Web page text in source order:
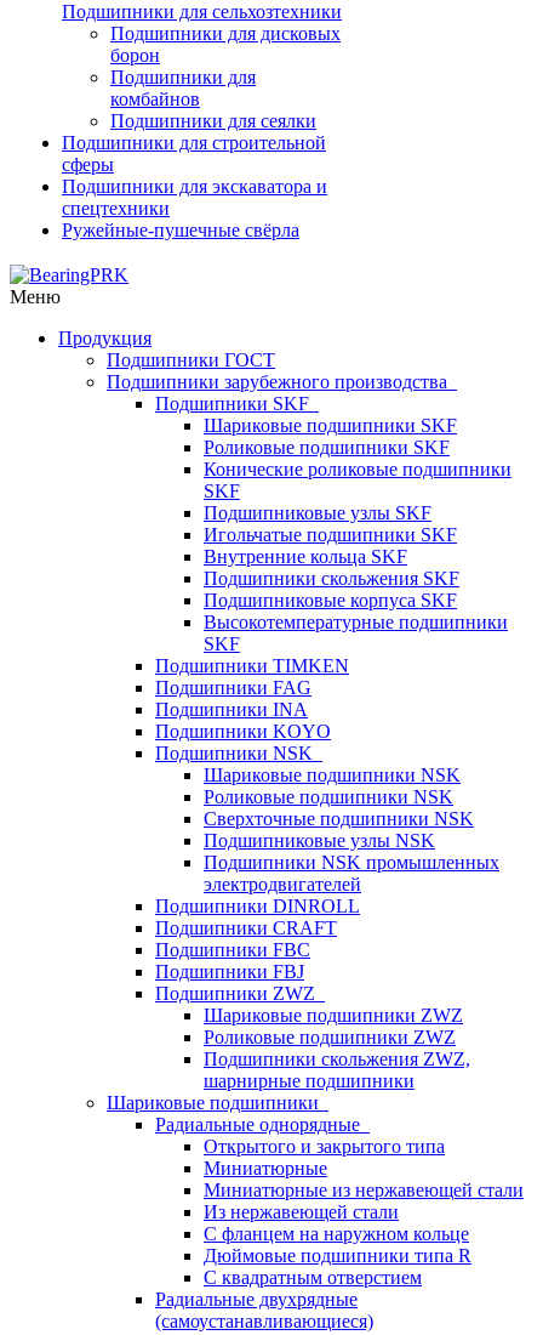
Подшипники для сельхозтехники
Подшипники для дисковых
борон
Подшипники для
комбайнов
Подшипники для сеялки
Подшипники для строительной
сферы
Подшипники для экскаватора и
спецтехники
Ружейные-пушечные свёрла
Меню
Продукция
Подшипники ГОСТ
Подшипники зарубежного производства
Подшипники SKF
Шариковые подшипники SKF
Роликовые подшипники SKF
Конические роликовые подшипники
SKF
Подшипниковые узлы SKF
Игольчатые подшипники SKF
Внутренние кольца SKF
Подшипники скольжения SKF
Подшипниковые корпуса SKF
Высокотемпературные подшипники
SKF
Подшипники TIMKEN
Подшипники FAG
Подшипники INA
Подшипники KOYO
Подшипники NSK
Шариковые подшипники NSK
Роликовые подшипники NSK
Сверхточные подшипники NSK
Подшипниковые узлы NSK
Подшипники NSK промышленных
электродвигателей
Подшипники DINROLL
Подшипники CRAFT
Подшипники FBC
Подшипники FBJ
Подшипники ZWZ
Шариковые подшипники ZWZ
Роликовые подшипники ZWZ
Подшипники скольжения ZWZ,
шарнирные подшипники
Шариковые подшипники
Радиальные однорядные
Открытого и закрытого типа
Миниатюрные
Миниатюрные из нержавеющей стали
Из нержавеющей стали
С фланцем на наружном кольце
Дюймовые подшипники типа R
С квадратным отверстием
Радиальные двухрядные
(самоустанавливающиеся)